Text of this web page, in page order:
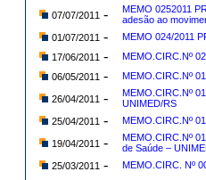
07/07/2011 -
MEMO 0252011
adesão ao
01/07/2011 -
MEMO 024/2011
17/06/2011 -
MEMO.CIRC.Nº
06/05/2011 - MEMO.CIRC.Nº
26/04/2011 -
MEMO.CIRC.Nº
UNIMED/RS
25/04/2011 - MEMO.CIRC.Nº
19/04/2011 -
MEMO.CIRC.Nº
de Saúde –
25/03/2011 - MEMO.CIRC. Nº